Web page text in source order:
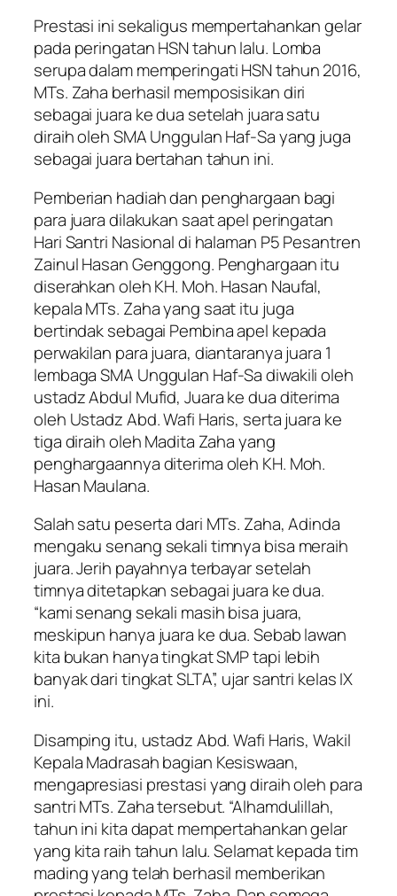
Prestasi ini sekaligus mempertahankan gelar
pada peringatan HSN tahun lalu. Lomba
serupa dalam memperingati HSN tahun 2016,
MTs. Zaha berhasil memposisikan diri
sebagai juara ke dua setelah juara satu
diraih oleh SMA Unggulan Haf-Sa yang juga
sebagai juara bertahan tahun ini.
Pemberian hadiah dan penghargaan bagi
para juara dilakukan saat apel peringatan
Hari Santri Nasional di halaman P5 Pesantren
Zainul Hasan Genggong. Penghargaan itu
diserahkan oleh KH. Moh. Hasan Naufal,
kepala MTs. Zaha yang saat itu juga
bertindak sebagai Pembina apel kepada
perwakilan para juara, diantaranya juara 1
lembaga SMA Unggulan Haf-Sa diwakili oleh
ustadz Abdul Mufid, Juara ke dua diterima
oleh Ustadz Abd. Wafi Haris, serta juara ke
tiga diraih oleh Madita Zaha yang
penghargaannya diterima oleh KH. Moh.
Hasan Maulana.
Salah satu peserta dari MTs. Zaha, Adinda
mengaku senang sekali timnya bisa meraih
juara. Jerih payahnya terbayar setelah
timnya ditetapkan sebagai juara ke dua.
“kami senang sekali masih bisa juara,
meskipun hanya juara ke dua. Sebab lawan
kita bukan hanya tingkat SMP tapi lebih
banyak dari tingkat SLTA”, ujar santri kelas IX
ini.
Disamping itu, ustadz Abd. Wafi Haris, Wakil
Kepala Madrasah bagian Kesiswaan,
mengapresiasi prestasi yang diraih oleh para
santri MTs. Zaha tersebut. “Alhamdulillah,
tahun ini kita dapat mempertahankan gelar
yang kita raih tahun lalu. Selamat kepada tim
mading yang telah berhasil memberikan